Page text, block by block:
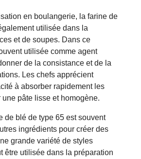
en boulangerie, la farine de
utilisée dans la
et de soupes. Dans ce
utilisée comme agent
de la consistance et de la
Les chefs apprécient
à absorber rapidement les
une pâte lisse et homogène.
de blé de type 65 est souvent
ingrédients pour créer des
grande variété de styles
être utilisée dans la préparation